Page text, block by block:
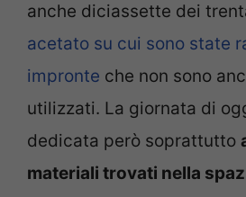
anche diciassette dei
acetato su cui sono state
impronte che non sono
utilizzati. La giornata di
dedicata però soprattutto
materiali trovati nella